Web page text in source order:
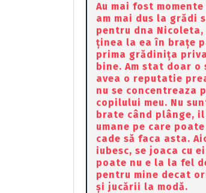
Au mai fost
am mai dus la grădi
pentru dna
ținea la ea în brațe
prima grădinița
bine. Am stat doar
avea o reputatie
nu se concentreaza
copilului meu. Nu
brate când plânge,
umane pe care
cade să faca asta.
iubesc, se joaca cu
poate nu e la la fel
pentru mine decat
și jucării la modă.